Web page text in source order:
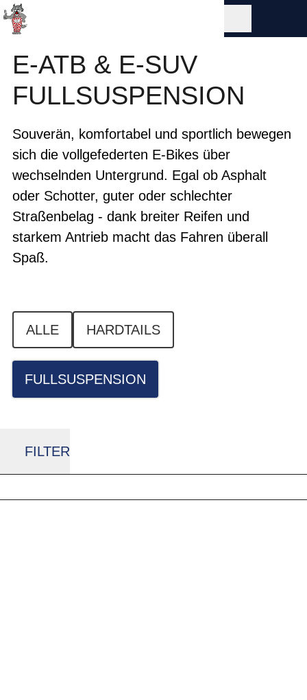
E-ATB & E-SUV
FULLSUSPENSION
Souverän, komfortabel und sportlich bewegen
sich die vollgefederten E-Bikes über
wechselnden Untergrund. Egal ob Asphalt
oder Schotter, guter oder schlechter
Straßenbelag - dank breiter Reifen und
starkem Antrieb macht das Fahren überall
Spaß.
ALLE HARDTAILS
FULLSUSPENSION
FILTER